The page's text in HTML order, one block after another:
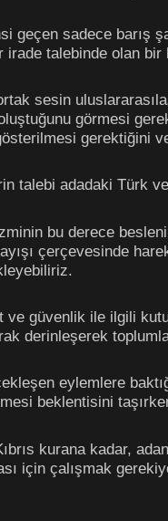
geçen sadece barış
irade talebinde olan
sesin
görmesi
gerektiğini
talebi adadaki Türk
bu derece
çerçevesinde
ve güvenlik ile ilgili
derinleşerek
eylemlere
beklentisini
kurana kadar,
için çalışmak